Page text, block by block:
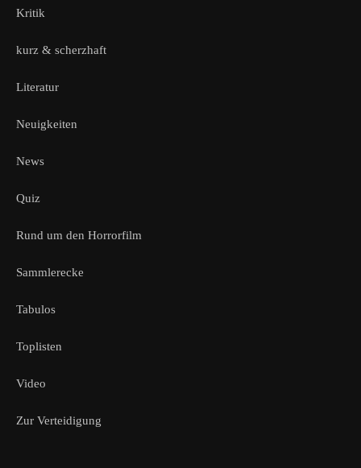
Kritik
kurz & scherzhaft
Literatur
Neuigkeiten
News
Quiz
Rund um den Horrorfilm
Sammlerecke
Tabulos
Toplisten
Video
Zur Verteidigung